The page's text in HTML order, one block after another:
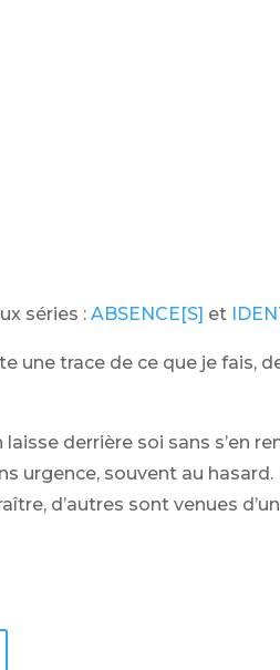
séries : ABSENCE[S] et
une trace de ce que je fais,
laisse derrière soi sans s’en
urgence, souvent au
d’autres sont venues